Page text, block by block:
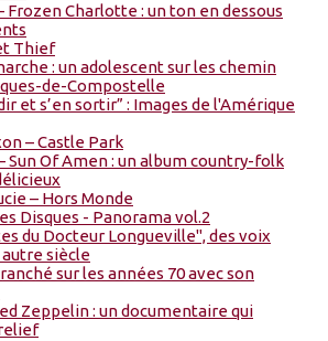
Frozen Charlotte : un ton en dessous
Thief
: un adolescent sur les chemin
de-Compostelle
et s’en sortir” : Images de l'Amérique
– Castle Park
Sun Of Amen : un album country-folk
– Hors Monde
Disques - Panorama vol.2
du Docteur Longueville", des voix
siècle
sur les années 70 avec son
Zeppelin : un documentaire qui